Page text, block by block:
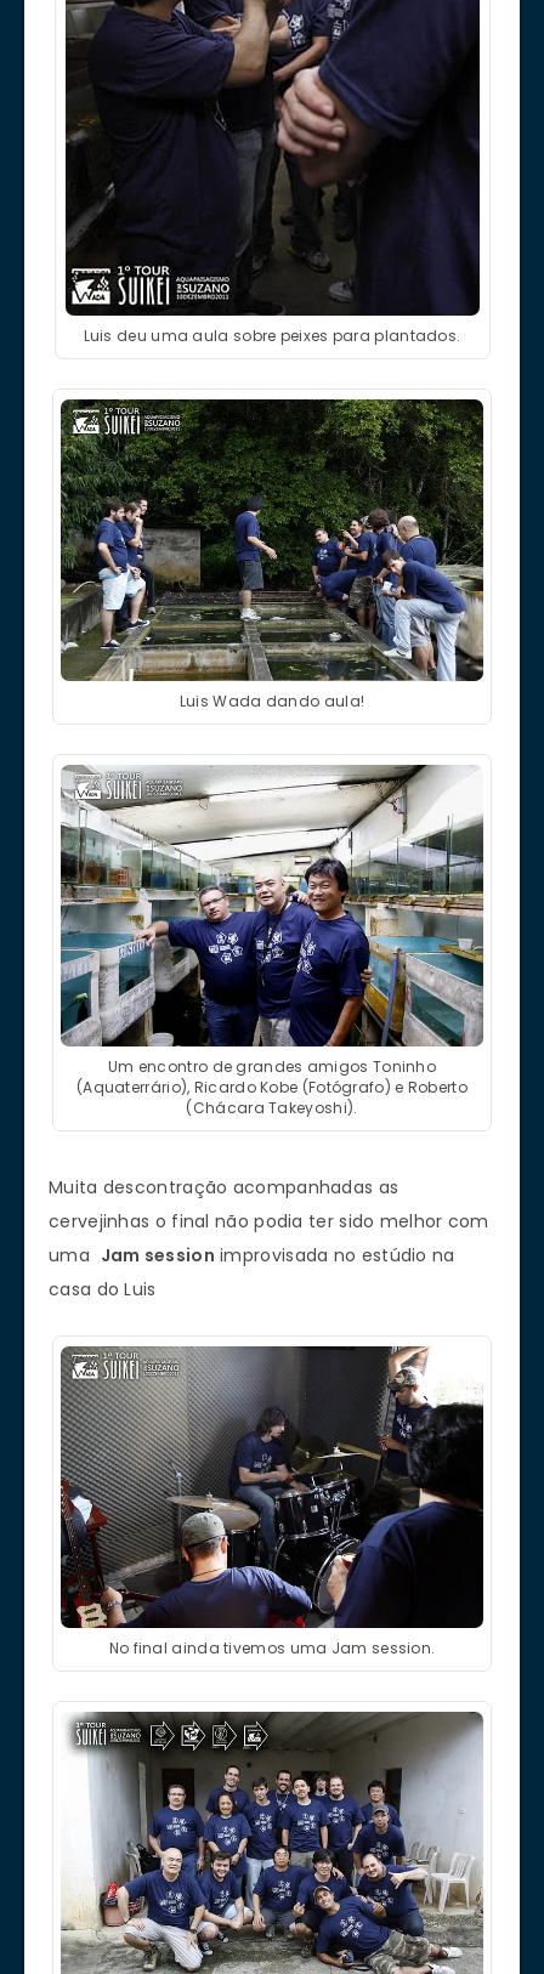
Luis deu uma aula sobre peixes para plantados.
Luis Wada dando aula!
Um encontro de grandes amigos Toninho
(Aquaterrário), Ricardo Kobe (Fotógrafo) e Roberto
(Chácara Takeyoshi).
Muita descontração acompanhadas as
cervejinhas o final não podia ter sido melhor com
uma Jam session improvisada no estúdio na
casa do Luis
No final ainda tivemos uma Jam session.